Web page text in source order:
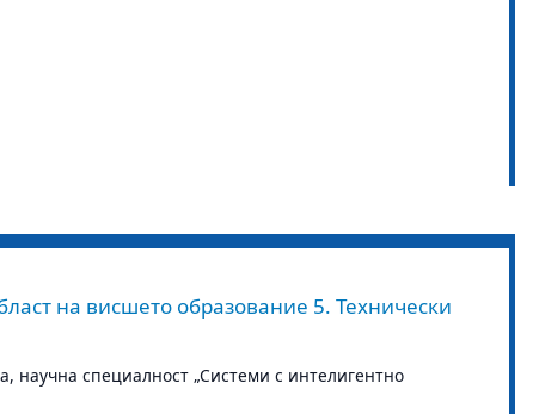
на висшето образование 5. Технически
специалност „Системи с интелигентно